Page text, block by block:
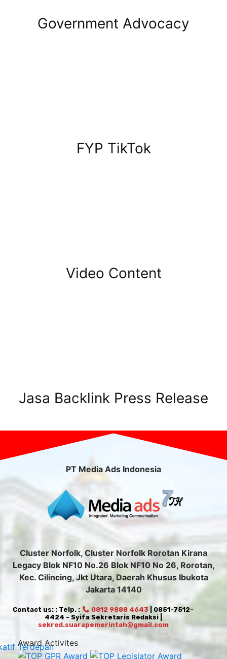
Government Advocacy
FYP TikTok
Video Content
Jasa Backlink Press Release
PT Media Ads Indonesia
Cluster Norfolk, Cluster Norfolk Rorotan Kirana
Legacy Blok NF10 No.26 Blok NF10 No 26, Rorotan,
Kec. Cilincing, Jkt Utara, Daerah Khusus Ibukota
Jakarta 14140
Contact us: : Telp. : 0812 9888 4643 | 0851-7512-
4424 - Syifa Sekretaris Redaksi |
sekred.suarapemerintah@gmail.com
Award Activites